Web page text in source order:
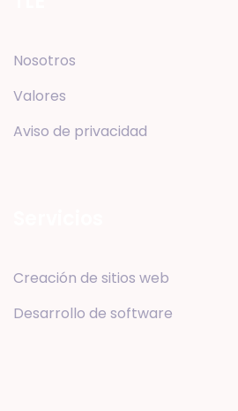
Nosotros
Valores
Aviso de privacidad
Creación de sitios web
Desarrollo de software